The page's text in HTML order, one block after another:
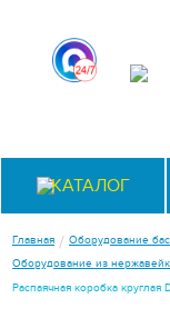
КАТАЛОГ
Главная / Оборудование
Оборудование из
Распаячная коробка круглая